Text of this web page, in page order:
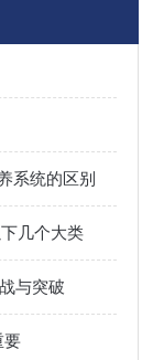
系统的区别
几个大类
与突破
要